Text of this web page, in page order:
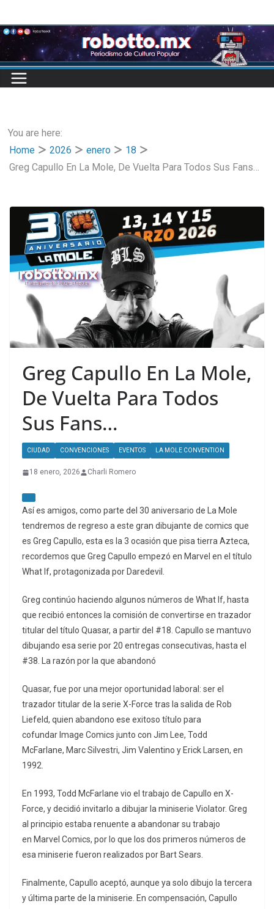
to
content
You are here:
Home
2026 enero
18
Greg Capullo En La Mole, De Vuelta Para Todos Sus Fans…
Greg Capullo En La Mole,
De Vuelta Para Todos
Sus Fans…
CIUDAD CONVENCIONES EVENTOS LA MOLE CONVENTION
18 enero, 2026 Charli Romero
Así es amigos, como parte del 30 aniversario de La Mole
tendremos de regreso a este gran dibujante de comics que
es Greg Capullo, esta es la 3 ocasión que pisa tierra Azteca,
recordemos que Greg Capullo empezó en Marvel en el título
What If, protagonizada por Daredevil.
Greg continúo haciendo algunos números de What If, hasta
que recibió entonces la comisión de convertirse en trazador
titular del título Quasar, a partir del #18. Capullo se mantuvo
dibujando esa serie por 20 entregas consecutivas, hasta el
#38. La razón por la que abandonó
Quasar, fue por una mejor oportunidad laboral: ser el
trazador titular de la serie X-Force tras la salida de Rob
Liefeld, quien abandono ese exitoso título para
cofundar Image Comics junto con Jim Lee, Todd
McFarlane, Marc Silvestri, Jim Valentino y Erick Larsen, en
1992.
En 1993, Todd McFarlane vio el trabajo de Capullo en X-
Force, y decidió invitarlo a dibujar la miniserie Violator. Greg
al principio estaba renuente a abandonar su trabajo
en Marvel Comics, por lo que los dos primeros números de
esa miniserie fueron realizados por Bart Sears.
Finalmente, Capullo aceptó, aunque ya solo dibujo la tercera
y última parte de la miniserie. En compensación, Capullo